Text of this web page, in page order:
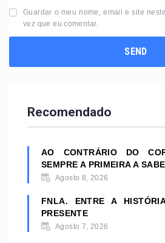
Guardar o meu nome, email e site
vez que eu comentar.
Recomendado
AO CONTRÁRIO DO
SEMPRE A PRIMEIRA A
Agosto 8, 2026
FNLA. ENTRE A
PRESENTE
Agosto 7, 2026